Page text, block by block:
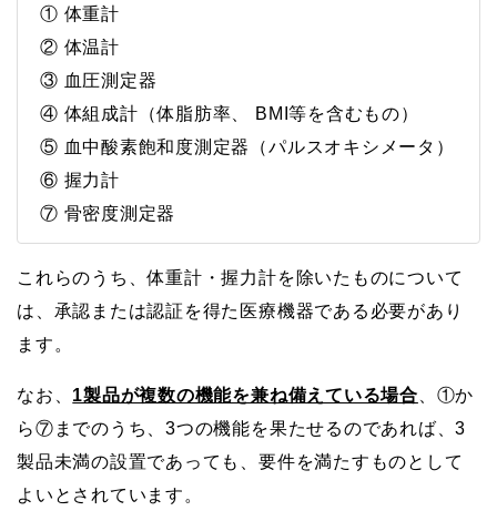
① 体重計
② 体温計
③ 血圧測定器
④ 体組成計（体脂肪率、 BMI等を含むもの）
⑤ 血中酸素飽和度測定器（パルスオキシメータ）
⑥ 握力計
⑦ 骨密度測定器
これらのうち、体重計・握力計を除いたものについて
は、承認または認証を得た医療機器である必要があり
ます。
なお、 1製品が複数の機能を兼ね備えている場合 、①か
ら⑦までのうち、3つの機能を果たせるのであれば、3
製品未満の設置であっても、要件を満たすものとして
よいとされています。